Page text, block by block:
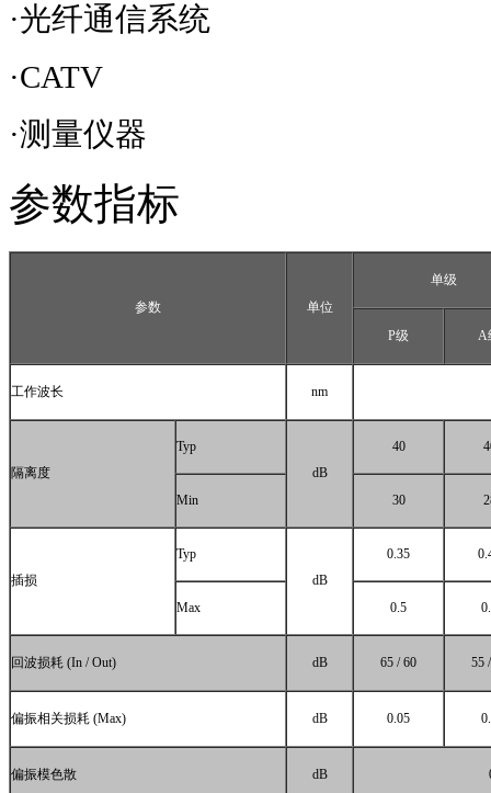
·光纤通信系统
·CATV
·测量仪器
参数指标
参数 单位
单级
P级 A
工作波长 nm
隔离度
Typ
dB
40
Min 30
插损
Typ
dB
0.35
Max 0.5
回波损耗 (In / Out) dB 65 / 60 55
偏振相关损耗 (Max) dB 0.05
偏振模色散 dB